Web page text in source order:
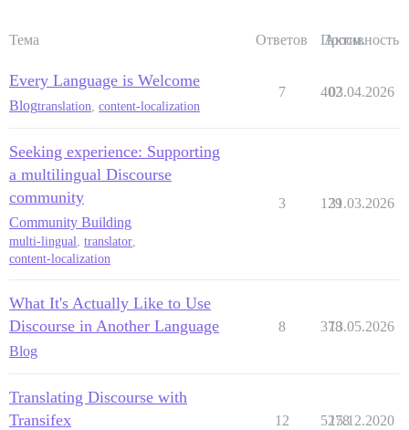
Тема Ответов Просм.
Активность
Every Language is Welcome
Blogtranslation content-localization
7 402
03.04.2026
Seeking experience: Supporting
a multilingual Discourse
community
Community Building
multi-lingual, translator,
content-localization
3 129
31.03.2026
What It's Actually Like to Use
Discourse in Another Language
Blog
8 378
13.05.2026
Translating Discourse with
Transifex
12 5278
15.12.2020